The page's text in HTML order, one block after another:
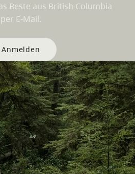
Beste aus British Columbia
per E-Mail.
Anmelden
Unsere Websites
Reisebranche
Medien
Unternehmen